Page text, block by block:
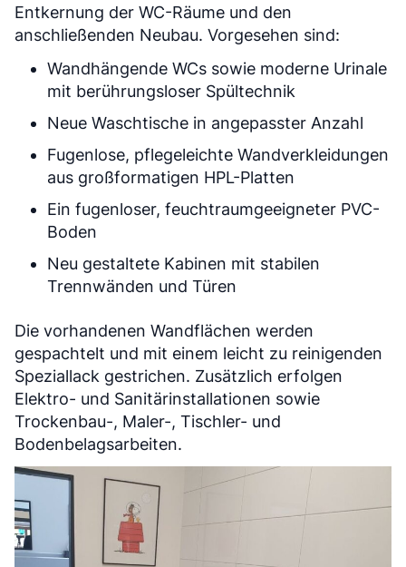
Entkernung der WC-Räume und den
anschließenden Neubau. Vorgesehen sind:
Wandhängende WCs sowie moderne Urinale
mit berührungsloser Spültechnik
Neue Waschtische in angepasster Anzahl
Fugenlose, pflegeleichte Wandverkleidungen
aus großformatigen HPL-Platten
Ein fugenloser, feuchtraumgeeigneter PVC-
Boden
Neu gestaltete Kabinen mit stabilen
Trennwänden und Türen
Die vorhandenen Wandflächen werden
gespachtelt und mit einem leicht zu reinigenden
Speziallack gestrichen. Zusätzlich erfolgen
Elektro- und Sanitärinstallationen sowie
Trockenbau-, Maler-, Tischler- und
Bodenbelagsarbeiten.